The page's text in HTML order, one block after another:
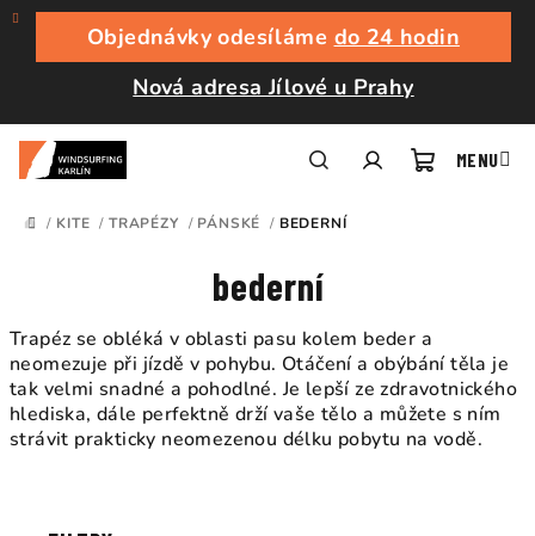
Přejít
obsah
Objednávky odesíláme do 24 hodin
Nová adresa Jílové u Prahy
DOMŮ
/ KITE / TRAPÉZY / PÁNSKÉ / BEDERNÍ
bederní
Trapéz se obléká v oblasti pasu kolem beder a
neomezuje při jízdě v pohybu. Otáčení a obýbání těla je
tak velmi snadné a pohodlné. Je lepší ze zdravotnického
hlediska, dále perfektně drží vaše tělo a můžete s ním
strávit prakticky neomezenou délku pobytu na vodě.
Ř